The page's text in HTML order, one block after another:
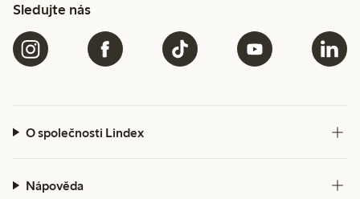
Sledujte nás
O společnosti Lindex
Nápověda